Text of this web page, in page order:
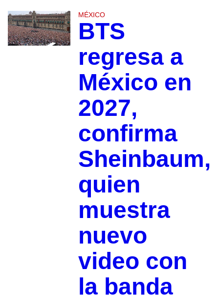
MÉXICO
BTS
regresa a
México en
2027,
confirma
Sheinbaum,
quien
muestra
nuevo
video con
la banda